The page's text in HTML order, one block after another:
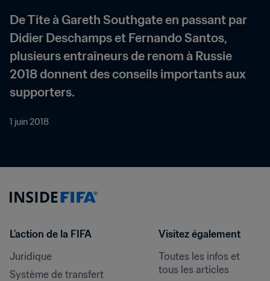
De Tite à Gareth Southgate en passant par
Didier Deschamps et Fernando Santos,
plusieurs entraîneurs de renom à Russie
2018 donnent des conseils importants aux
supporters.
1 juin 2018
L’action de la FIFA
Juridique
Système de transfert
Visitez également
Toutes les infos et
tous les articles